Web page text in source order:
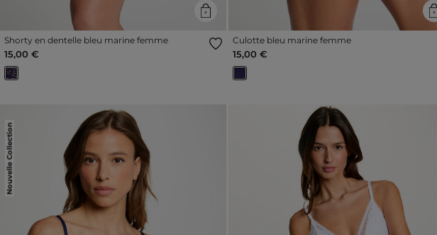
Shorty en dentelle bleu marine femme
15,00 €
Culotte bleu marine femme
15,00 €
Nouvelle Collection